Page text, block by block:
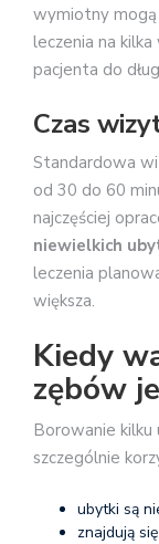
wymiotny mogą
leczenia na
pacjenta do
Czas
Standardowa
od 30 do 60
najczęściej
niewielkich
leczenia
większa.
Kiedy
zębów
Borowanie
szczególnie
ubytki są
znajdują